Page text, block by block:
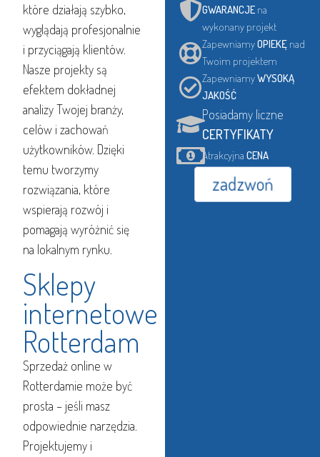
które działają szybko,
wyglądają profesjonalnie
i przyciągają klientów.
Nasze projekty są
efektem dokładnej
analizy Twojej branży,
celów i zachowań
użytkowników. Dzięki
temu tworzymy
rozwiązania, które
wspierają rozwój i
pomagają wyróżnić się
na lokalnym rynku.
Sklepy
internetowe
Rotterdam
Sprzedaż online w
Rotterdamie może być
prosta – jeśli masz
odpowiednie narzędzia.
Projektujemy i
GWARANCJEna
wykonany projekt
ZapewniamyOPIEKĘ nad
Twoim projektem
ZapewniamyWYSOKĄ
JAKOŚĆ
Posiadamy liczne
CERTYFIKATY
Atrakcyjna CENA
zadzwoń